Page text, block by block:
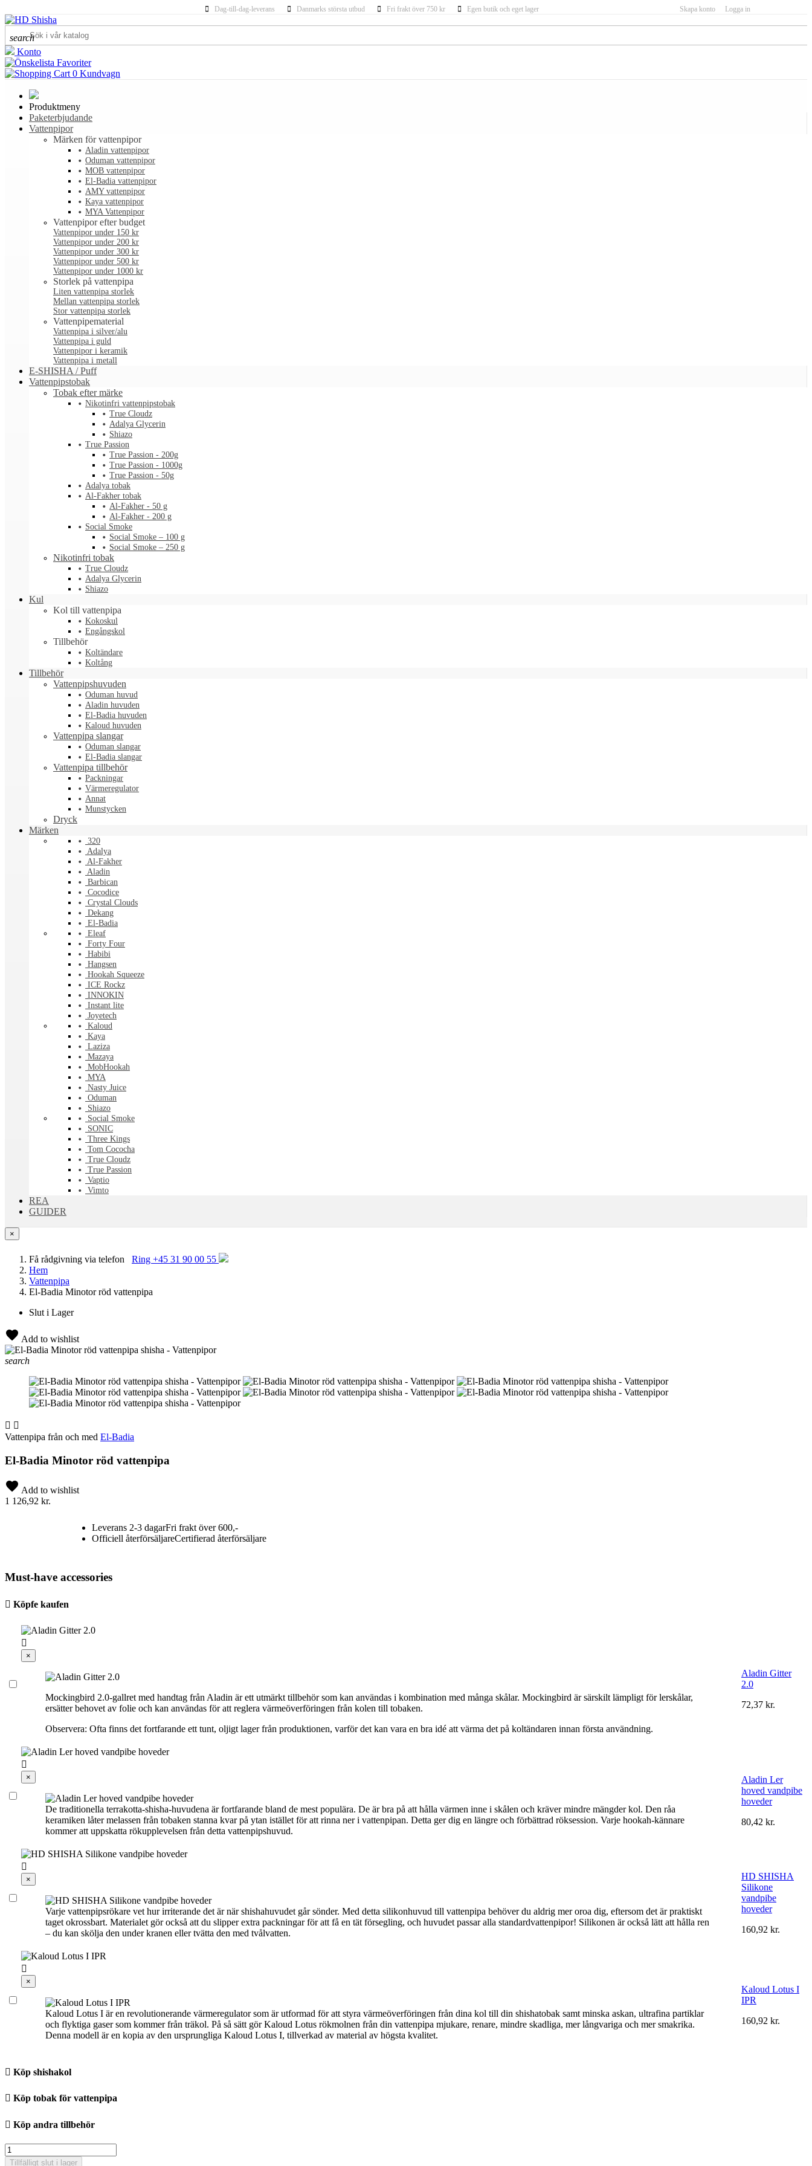
Dag-till-dag-leverans Danmarks största utbud Fri frakt över 750 kr Egen butik och eget lager Skapa konto Logga in
search
Konto
Favoriter
0 Kundvagn
Produktmeny
Paketerbjudande
Vattenpipor
Märken för vattenpipor
Aladin vattenpipor
Oduman vattenpipor
MOB vattenpipor
El-Badia vattenpipor
AMY vattenpipor
Kaya vattenpipor
MYA Vattenpipor
Vattenpipor efter budget
Vattenpipor under 150 kr
Vattenpipor under 200 kr
Vattenpipor under 300 kr
Vattenpipor under 500 kr
Vattenpipor under 1000 kr
Storlek på vattenpipa
Liten vattenpipa storlek
Mellan vattenpipa storlek
Stor vattenpipa storlek
Vattenpipematerial
Vattenpipa i silver/alu
Vattenpipa i guld
Vattenpipor i keramik
Vattenpipa i metall
E-SHISHA / Puff
Vattenpipstobak
Tobak efter märke
Nikotinfri vattenpipstobak
True Cloudz
Adalya Glycerin
Shiazo
True Passion
True Passion - 200g
True Passion - 1000g
True Passion - 50g
Adalya tobak
Al-Fakher tobak
Al-Fakher - 50 g
Al-Fakher - 200 g
Social Smoke
Social Smoke – 100 g
Social Smoke – 250 g
Nikotinfri tobak
True Cloudz
Adalya Glycerin
Shiazo
Kul
Kol till vattenpipa
Kokoskul
Engångskol
Tillbehör
Koltändare
Koltång
Tillbehör
Vattenpipshuvuden
Oduman huvud
Aladin huvuden
El-Badia huvuden
Kaloud huvuden
Vattenpipa slangar
Oduman slangar
El-Badia slangar
Vattenpipa tillbehör
Packningar
Värmeregulator
Annat
Munstycken
Dryck
Märken
320
Adalya
Al-Fakher
Aladin
Barbican
Cocodice
Crystal Clouds
Dekang
El-Badia
Eleaf
Forty Four
Habibi
Hangsen
Hookah Squeeze
ICE Rockz
INNOKIN
Instant lite
Joyetech
Kaloud
Kaya
Laziza
Mazaya
MobHookah
MYA
Nasty Juice
Oduman
Shiazo
Social Smoke
SONIC
Three Kings
Tom Cococha
True Cloudz
True Passion
Vaptio
Vimto
REA
GUIDER
×
Få rådgivning via telefon
Ring +45 31 90 00 55
Hem
Vattenpipa
El-Badia Minotor röd vattenpipa
Slut i Lager
Add to wishlist
search
 
Vattenpipa från och med El-Badia
El-Badia Minotor röd vattenpipa
Add to wishlist
1 126,92 kr.
Leverans 2-3 dagarFri frakt över 600,-
Officiell återförsäljareCertifierad återförsäljare
Must-have accessories
 Köpfe kaufen

×
Mockingbird 2.0-gallret med handtag från Aladin är ett utmärkt tillbehör som kan användas i kombination med många skålar. Mockingbird är särskilt lämpligt för lerskålar,
ersätter behovet av folie och kan användas för att reglera värmeöverföringen från kolen till tobaken.
Observera: Ofta finns det fortfarande ett tunt, oljigt lager från produktionen, varför det kan vara en bra idé att värma det på koltändaren innan första användning.
Aladin Gitter
2.0
72,37 kr.

×
De traditionella terrakotta-shisha-huvudena är fortfarande bland de mest populära. De är bra på att hålla värmen inne i skålen och kräver mindre mängder kol. Den råa
keramiken låter melassen från tobaken stanna kvar på ytan istället för att rinna ner i vattenpipan. Detta ger dig en längre och förbättrad röksession. Varje hookah-kännare
kommer att uppskatta rökupplevelsen från detta vattenpipshuvud.
Aladin Ler
hoved vandpibe
hoveder
80,42 kr.

×
Varje vattenpipsrökare vet hur irriterande det är när shishahuvudet går sönder. Med detta silikonhuvud till vattenpipa behöver du aldrig mer oroa dig, eftersom det är praktiskt
taget okrossbart. Materialet gör också att du slipper extra packningar för att få en tät försegling, och huvudet passar alla standardvattenpipor! Silikonen är också lätt att hålla ren
– du kan skölja den under kranen eller tvätta den med tvålvatten.
HD SHISHA
Silikone
vandpibe
hoveder
160,92 kr.

×
Kaloud Lotus I är en revolutionerande värmeregulator som är utformad för att styra värmeöverföringen från dina kol till din shishatobak samt minska askan, ultrafina partiklar
och flyktiga gaser som kommer från träkol. På så sätt gör Kaloud Lotus rökmolnen från din vattenpipa mjukare, renare, mindre skadliga, mer långvariga och mer smakrika.
Denna modell är en kopia av den ursprungliga Kaloud Lotus I, tillverkad av material av högsta kvalitet.
Kaloud Lotus I
IPR
160,92 kr.
 Köp shishakol
 Köp tobak för vattenpipa
 Köp andra tillbehör
Tillfälligt slut i lager